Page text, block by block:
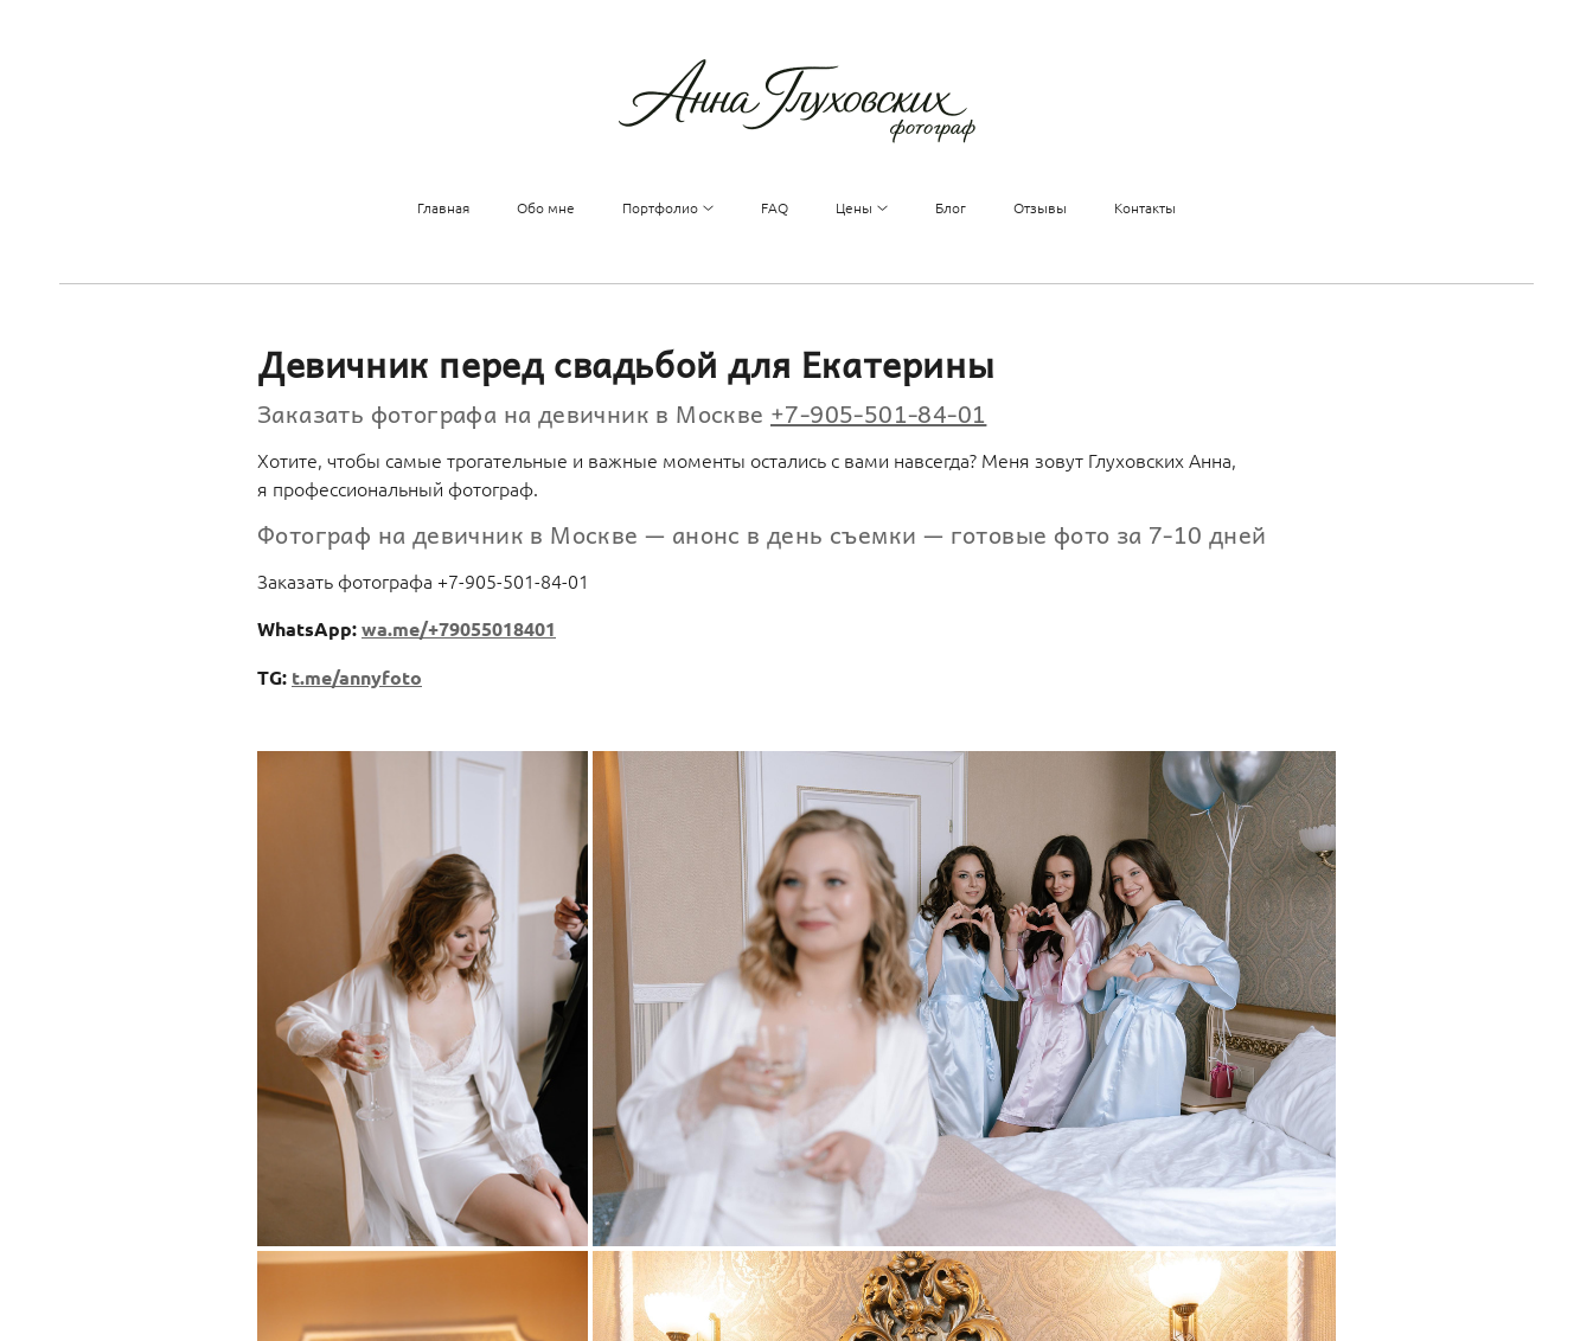
Главная Обо мне Портфолио FAQ Цены Блог Отзывы Контакты
Девичник перед свадьбой для Екатерины
Заказать фотографа на девичник в Москве +7-905-501-84-01
Хотите, чтобы самые трогательные и важные моменты остались с вами навсегда? Меня зовут Глуховских Анна,
я профессиональный фотограф.
Фотограф на девичник в Москве — анонс в день съемки — готовые фото за 7-10 дней
Заказать фотографа +7-905-501-84-01
WhatsApp:wa.me/+79055018401
TG: t.me/annyfoto